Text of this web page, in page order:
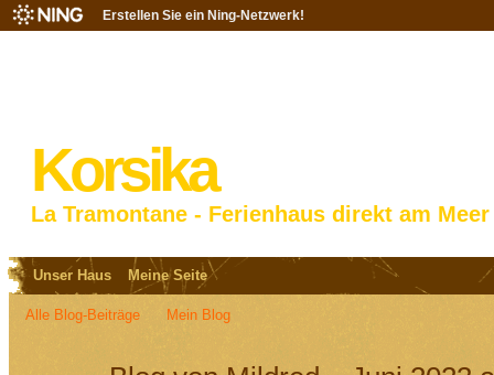
Erstellen Sie ein Ning-Netzwerk!
Korsika
La Tramontane - Ferienhaus direkt am Meer
Unser Haus Meine Seite
Alle Blog-Beiträge Mein Blog